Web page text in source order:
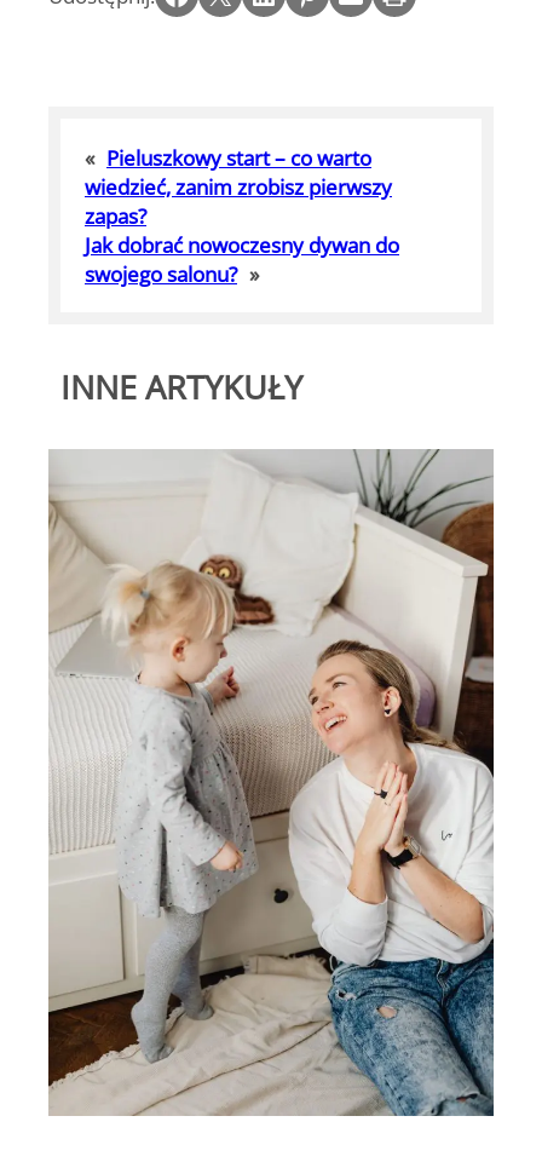
« Pieluszkowy start – co warto
wiedzieć, zanim zrobisz pierwszy
zapas?
Jak dobrać nowoczesny dywan do
swojego salonu? »
INNE ARTYKUŁY